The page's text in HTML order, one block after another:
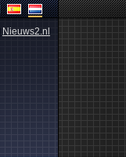
Nieuws2.nl